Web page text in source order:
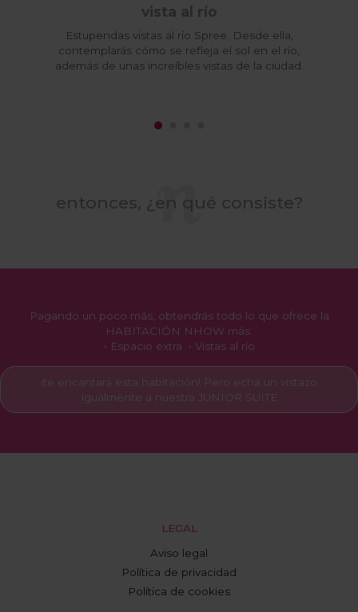
vista al río
Estupendas vistas al río Spree. Desde ella,
contemplarás cómo se refleja el sol en el río,
además de unas increíbles vistas de la ciudad.
entonces, ¿en qué consiste?
Pagando un poco más, obtendrás todo lo que ofrece la
HABITACIÓN NHOW más:
• Espacio extra • Vistas al río
¡te encantará esta habitación! Pero echa un vistazo
igualmente a nuestra JUNIOR SUITE
LEGAL
Aviso legal
Política de privacidad
Política de cookies